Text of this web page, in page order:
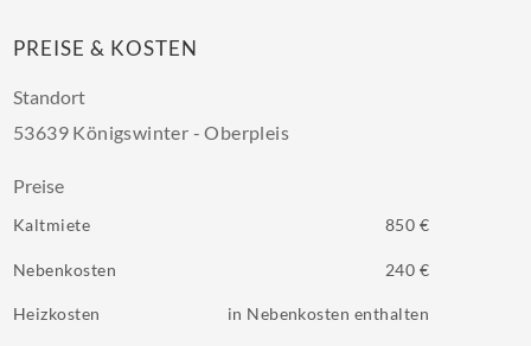
PREISE & KOSTEN
Standort
53639 Königswinter - Oberpleis
Preise
Kaltmiete 850 €
Nebenkosten 240 €
Heizkosten in Nebenkosten enthalten